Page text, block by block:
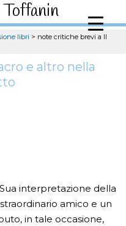
libri > note critiche brevi a Il
e altro nella
interpretazione della
amico e un
in tale occasione,